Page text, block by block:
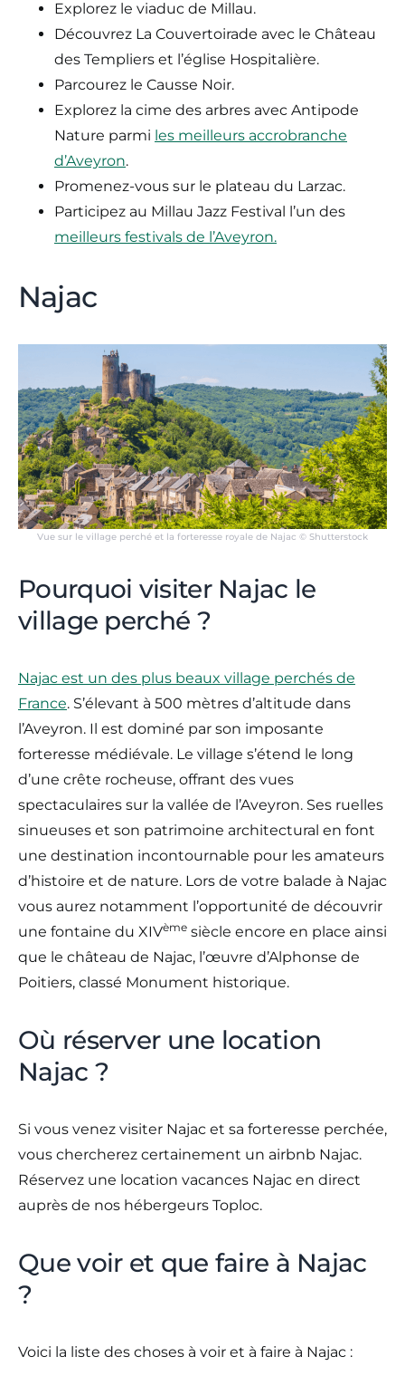
Explorez le viaduc de Millau.
Découvrez La Couvertoirade avec le Château
des Templiers et l’église Hospitalière.
Parcourez le Causse Noir.
Explorez la cime des arbres avec Antipode
Nature parmi les meilleurs accrobranche
d’Aveyron.
Promenez-vous sur le plateau du Larzac.
Participez au Millau Jazz Festival l’un des
meilleurs festivals de l’Aveyron.
Najac
Vue sur le village perché et la forteresse royale de Najac © Shutterstock
Pourquoi visiter Najac le
village perché ?
Najac est un des plus beaux village perchés de
France. S’élevant à 500 mètres d’altitude dans
l’Aveyron. Il est dominé par son imposante
forteresse médiévale. Le village s’étend le long
d’une crête rocheuse, offrant des vues
spectaculaires sur la vallée de l’Aveyron. Ses ruelles
sinueuses et son patrimoine architectural en font
une destination incontournable pour les amateurs
d’histoire et de nature. Lors de votre balade à Najac
vous aurez notamment l’opportunité de découvrir
une fontaine du XIVème siècle encore en place ainsi
que le château de Najac, l’œuvre d’Alphonse de
Poitiers, classé Monument historique.
Où réserver une location
Najac ?
Si vous venez visiter Najac et sa forteresse perchée,
vous chercherez certainement un airbnb Najac.
Réservez une location vacances Najac en direct
auprès de nos hébergeurs Toploc.
Que voir et que faire à Najac
?
Voici la liste des choses à voir et à faire à Najac :